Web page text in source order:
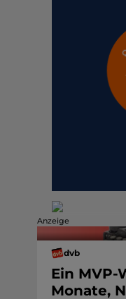
Anzeige
dvb
Ein MVP-
Monate,